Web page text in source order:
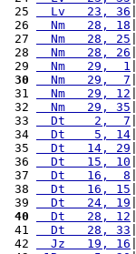
25
  Lv   23, 36
26
  Nm   28, 18
27
  Nm   28, 25
28
  Nm   28, 26
29
  Nm   29,  1
30
  Nm   29,  7
31
  Nm   29, 12
32
  Nm   29, 35
33
  Dt    2,  7
34
  Dt    5, 14
35
  Dt   14, 29
36
  Dt   15, 10
37
  Dt   16,  8
38
  Dt   16, 15
39
  Dt   24, 19
40
  Dt   28, 12
41
  Dt   28, 33
42
  Jz   19, 16